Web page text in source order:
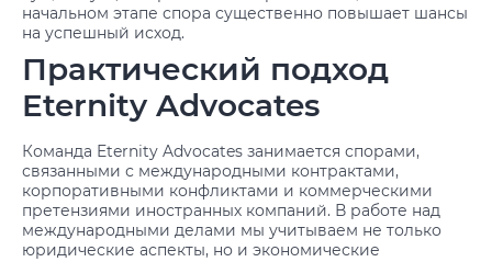
начальном этапе спора существенно повышает шансы
на успешный исход.
Практический подход
Eternity Advocates
Команда Eternity Advocates занимается спорами,
связанными с международными контрактами,
корпоративными конфликтами и коммерческими
претензиями иностранных компаний. В работе над
международными делами мы учитываем не только
юридические аспекты, но и экономические